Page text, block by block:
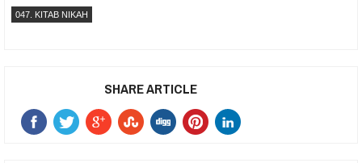
047. KITAB NIKAH
SHARE ARTICLE